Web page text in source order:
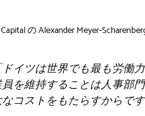
の Alexander Meyer-
ドイツは世界でも最も労
を維持することは人事部
コストをもたらすからです